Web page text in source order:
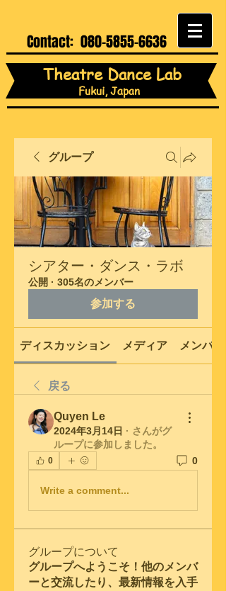
Contact: 080-5855-6636
Theatre Dance Lab
Fukui, Japan
グループ
シアター・ダンス・ラボ
公開 · 305名のメンバー
参加する
ディスカッション メディア メンバー
戻る
Quyen Le
2024年3月14日 · さんがグ
ループに参加しました。
0 0
Write a comment...
グループについて
グループへようこそ！他のメンバ
ーと交流したり、最新情報を入手